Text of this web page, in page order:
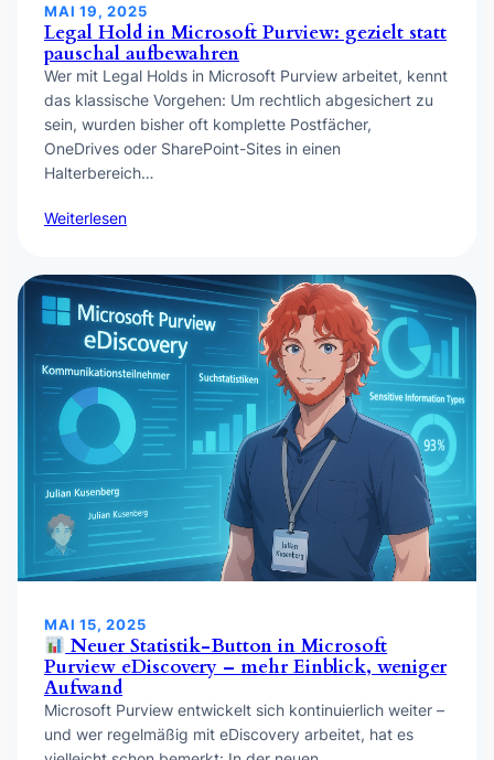
MAI 19, 2025
Legal Hold in Microsoft Purview: gezielt statt
pauschal aufbewahren
Wer mit Legal Holds in Microsoft Purview arbeitet, kennt
das klassische Vorgehen: Um rechtlich abgesichert zu
sein, wurden bisher oft komplette Postfächer,
OneDrives oder SharePoint-Sites in einen
Halterbereich…
Weiterlesen
MAI 15, 2025
Neuer Statistik-Button in Microsoft
Purview eDiscovery – mehr Einblick, weniger
Aufwand
Microsoft Purview entwickelt sich kontinuierlich weiter –
und wer regelmäßig mit eDiscovery arbeitet, hat es